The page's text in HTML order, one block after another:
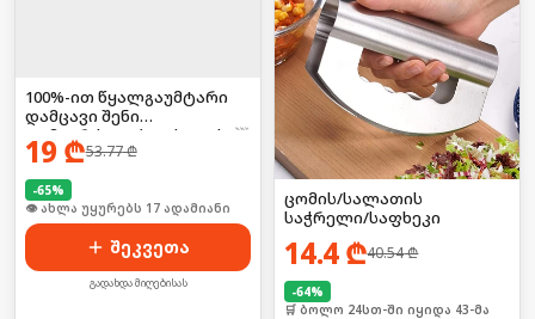
100%-ით წყალგაუმტარი
დამცავი შენი
დამაგრძელებლისთვის! ☔
🛡️
19 ₾53.77₾
-65%
🛒 ბოლო 24სთ-ში იყიდა 27-მა
შეკვეთა
გადახდა მიღებისას
ცომის/სალათის
საჭრელი/საფხეკი
14.4₾40.54₾
-64%
🛒 ბოლო 24სთ-ში იყიდა 43-მა